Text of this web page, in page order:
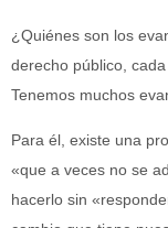
¿Quiénes son los
derecho público,
Tenemos muchos
Para él, existe una
«que a veces no se
hacerlo sin